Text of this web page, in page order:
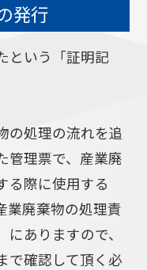
発行
という「証明記
の処理の流れを追
管理票で、産業廃
る際に使用する
業廃棄物の処理責
ありますので、
で確認して頂く必